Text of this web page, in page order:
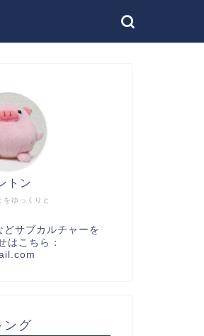
をゆっくりと
トン
どサブカルチャーを
はこちら：
ング